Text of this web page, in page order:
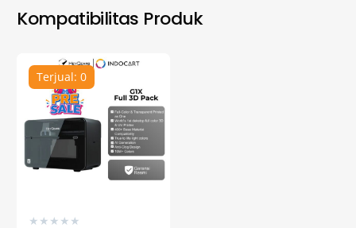
Kompatibilitas Produk
Terjual: 0
★ ★ ★ ★ ★